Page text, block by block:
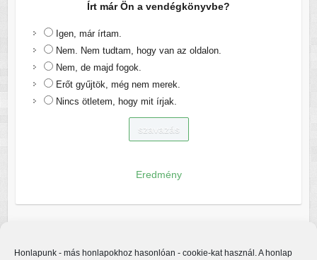
Honlapunk - más honlapokhoz hasonlóan - cookie-kat használ. A honlap
Írt már Ön a vendégkönyvbe?
Igen, már írtam.
Nem. Nem tudtam, hogy van az oldalon.
Nem, de majd fogok.
Erőt gyűjtök, még nem merek.
Nincs ötletem, hogy mit írjak.
Eredmény